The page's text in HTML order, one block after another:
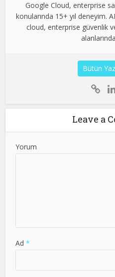
Google Cloud, enterprise
konularında 15+ yıl deneyim.
cloud, enterprise güvenlik
Bütün
Leave a
Yorum
Ad*